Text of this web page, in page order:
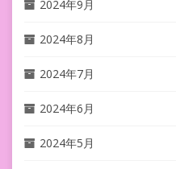
2024年9月
2024年8月
2024年7月
2024年6月
2024年5月